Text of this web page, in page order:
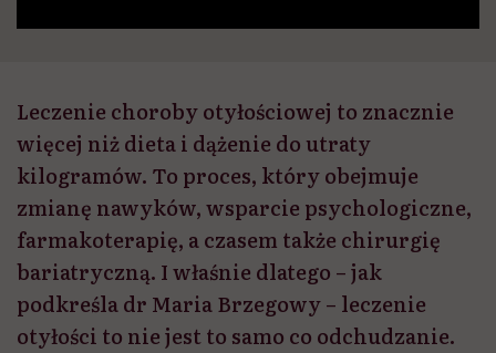
Leczenie choroby otyłościowej to znacznie
więcej niż dieta i dążenie do utraty
kilogramów. To proces, który obejmuje
zmianę nawyków, wsparcie psychologiczne,
farmakoterapię, a czasem także chirurgię
bariatryczną. I właśnie dlatego – jak
podkreśla dr Maria Brzegowy – leczenie
otyłości to nie jest to samo co odchudzanie.